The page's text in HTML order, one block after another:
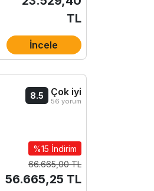
TL
İncele
8.5 Çok iyi
56 yorum
%15 İndirim
66.665,00 TL
56.665,25 TL